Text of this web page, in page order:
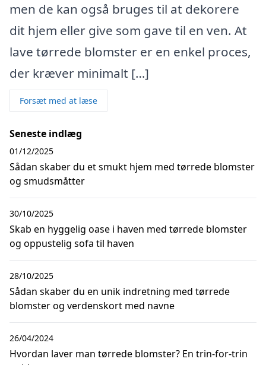
men de kan også bruges til at dekorere
dit hjem eller give som gave til en ven. At
lave tørrede blomster er en enkel proces,
der kræver minimalt […]
Forsæt med at læse
Seneste indlæg
Sådan skaber du et smukt hjem med tørrede blomster
og smudsmåtter
01/12/2025
Skab en hyggelig oase i haven med tørrede blomster
og oppustelig sofa til haven
30/10/2025
Sådan skaber du en unik indretning med tørrede
blomster og verdenskort med navne
28/10/2025
Hvordan laver man tørrede blomster? En trin-for-trin
26/04/2024